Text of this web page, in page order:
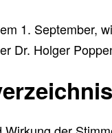
1. September,
Dr. Holger